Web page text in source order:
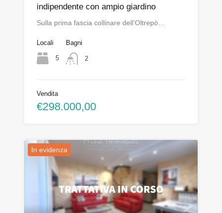
indipendente con ampio giardino
Sulla prima fascia collinare dell’Oltrepò…
Locali
5
Bagni
2
Vendita
€298.000,00
In evidenza